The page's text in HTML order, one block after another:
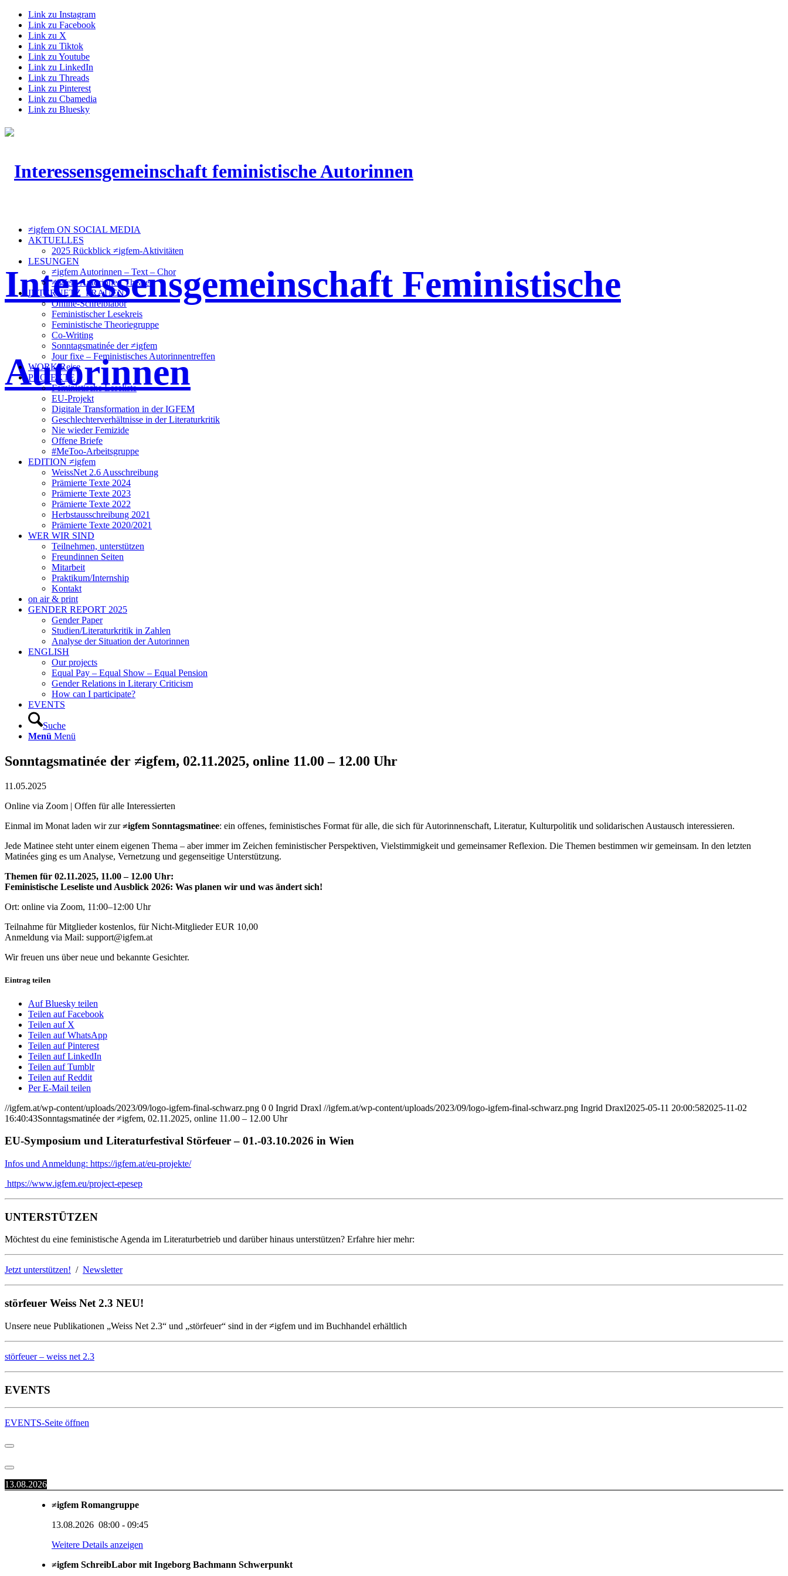
Link zu Instagram
Link zu Facebook
Link zu X
Link zu Tiktok
Link zu Youtube
Link zu LinkedIn
Link zu Threads
Link zu Pinterest
Link zu Cbamedia
Link zu Bluesky
Interessensgemeinschaft Feministische
Autorinnen
≠igfem ON SOCIAL MEDIA
AKTUELLES
2025 Rückblick ≠igfem-Aktivitäten
LESUNGEN
≠igfem Autorinnen – Text – Chor
≠igfem Autorinnen Theater
INTERNETZ_FRAUEN
Online-Schreiblabor
Feministischer Lesekreis
Feministische Theoriegruppe
Co-Writing
Sonntagsmatinée der ≠igfem
Jour fixe – Feministisches Autorinnentreffen
WORK/Reise
PROJEKTE
Feministische Leseliste
EU-Projekt
Digitale Transformation in der IGFEM
Geschlechterverhältnisse in der Literaturkritik
Nie wieder Femizide
Offene Briefe
#MeToo-Arbeitsgruppe
EDITION ≠igfem
WeissNet 2.6 Ausschreibung
Prämierte Texte 2024
Prämierte Texte 2023
Prämierte Texte 2022
Herbstausschreibung 2021
Prämierte Texte 2020/2021
WER WIR SIND
Teilnehmen, unterstützen
Freundinnen Seiten
Mitarbeit
Praktikum/Internship
Kontakt
on air & print
GENDER REPORT 2025
Gender Paper
Studien/Literaturkritik in Zahlen
Analyse der Situation der Autorinnen
ENGLISH
Our projects
Equal Pay – Equal Show – Equal Pension
Gender Relations in Literary Criticism
How can I participate?
EVENTS
Suche
Menü Menü
Sonntagsmatinée der ≠igfem, 02.11.2025, online 11.00 – 12.00 Uhr
11.05.2025
Online via Zoom | Offen für alle Interessierten
Einmal im Monat laden wir zur≠igfem Sonntagsmatinee: ein offenes, feministisches Format für alle, die sich für Autorinnenschaft, Literatur, Kulturpolitik und solidarischen Austausch interessieren.
Jede Matinee steht unter einem eigenen Thema – aber immer im Zeichen feministischer Perspektiven, Vielstimmigkeit und gemeinsamer Reflexion. Die Themen bestimmen wir gemeinsam. In den letzten
Matinées ging es um Analyse, Vernetzung und gegenseitige Unterstützung.
Themen für 02.11.2025, 11.00 – 12.00 Uhr:
Feministische Leseliste und Ausblick 2026: Was planen wir und was ändert sich!
Ort: online via Zoom, 11:00–12:00 Uhr
Teilnahme für Mitglieder kostenlos, für Nicht-Mitglieder EUR 10,00
Anmeldung via Mail: support@igfem.at
Wir freuen uns über neue und bekannte Gesichter.
Eintrag teilen
Auf Bluesky teilen
Teilen auf Facebook
Teilen auf X
Teilen auf WhatsApp
Teilen auf Pinterest
Teilen auf LinkedIn
Teilen auf Tumblr
Teilen auf Reddit
Per E-Mail teilen
//igfem.at/wp-content/uploads/2023/09/logo-igfem-final-schwarz.png 0 0 Ingrid Draxl //igfem.at/wp-content/uploads/2023/09/logo-igfem-final-schwarz.png Ingrid Draxl2025-05-11 20:00:582025-11-02
16:40:43Sonntagsmatinée der ≠igfem, 02.11.2025, online 11.00 – 12.00 Uhr
EU-Symposium und Literaturfestival Störfeuer – 01.-03.10.2026 in Wien
Infos und Anmeldung: https://igfem.at/eu-projekte/
https://www.igfem.eu/project-epesep
UNTERSTÜTZEN
Möchtest du eine feministische Agenda im Literaturbetrieb und darüber hinaus unterstützen? Erfahre hier mehr:
Jetzt unterstützen! / Newsletter
störfeuer Weiss Net 2.3 NEU!
Unsere neue Publikationen „Weiss Net 2.3“ und „störfeuer“ sind in der ≠igfem und im Buchhandel erhältlich
störfeuer – weiss net 2.3
EVENTS
EVENTS-Seite öffnen
13.08.2026
≠igfem Romangruppe
13.08.2026 08:00 - 09:45
Weitere Details anzeigen
≠igfem SchreibLabor mit Ingeborg Bachmann Schwerpunkt